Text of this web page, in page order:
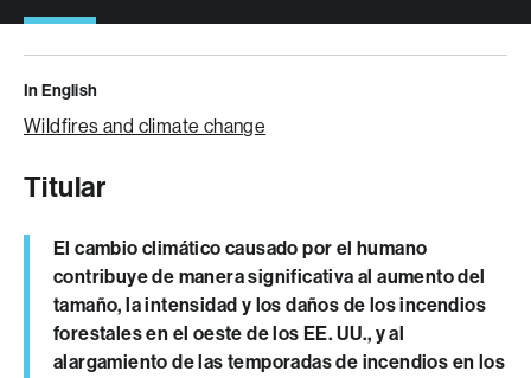
In English
Wildfires and climate change
Titular
El cambio climático causado por el humano
contribuye de manera significativa al aumento del
tamaño, la intensidad y los daños de los incendios
forestales en el oeste de los EE. UU., y al
alargamiento de las temporadas de incendios en los